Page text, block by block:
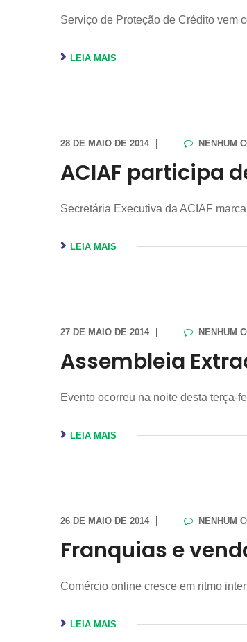
Serviço de Proteção de Crédito vem
LEIA MAIS
28 DE MAIO DE 2014 NENHUM
ACIAF participa
Secretária Executiva da ACIAF
LEIA MAIS
27 DE MAIO DE 2014 NENHUM
Assembleia
Evento ocorreu na noite desta terça-
LEIA MAIS
26 DE MAIO DE 2014 NENHUM
Franquias e
Comércio online cresce em ritmo
LEIA MAIS